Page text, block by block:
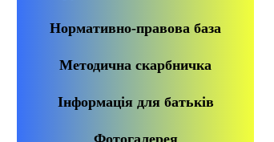
Нормативно-правова база
Методична скарбничка
Інформація для батьків
Фотогалерея